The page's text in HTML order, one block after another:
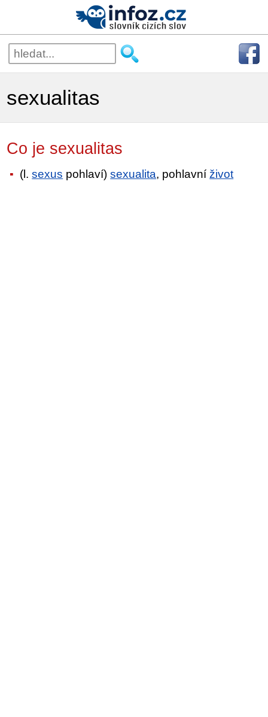
sexualitas
Co je sexualitas
(l.sexus pohlaví)sexualita, pohlavníživot